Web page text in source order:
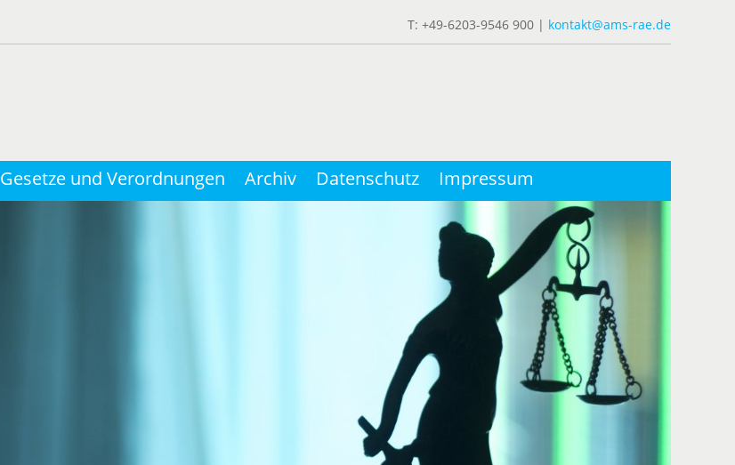
T: +49-6203-9546 900 | kontakt@ams-rae.de
Gesetze und Verordnungen Archiv Datenschutz Impressum